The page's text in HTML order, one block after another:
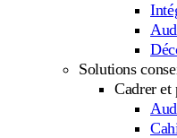
Solutions
Cadrer